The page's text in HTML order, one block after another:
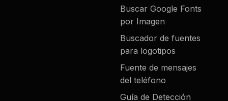
Buscar Google Fonts
por Imagen
Buscador de fuentes
para logotipos
Fuente de mensajes
del teléfono
Guía de Detección